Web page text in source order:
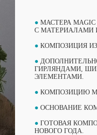
● МАСТЕРА
С МАТЕРИАЛАМИ
● КОМПОЗИЦИЯ
●
ГИРЛЯНДАМИ,
ЭЛЕМЕНТАМИ.
● КОМПОЗИЦИЮ
● ОСНОВАНИЕ
● ГОТОВАЯ
НОВОГО ГОДА.